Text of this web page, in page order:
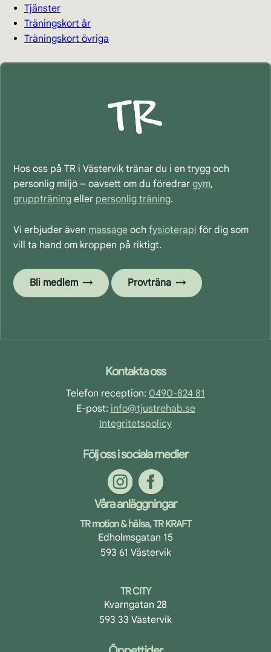
Tjänster
Träningskort år
Träningskort övriga
Hos oss på TR i Västervik tränar du i en trygg och
personlig miljö – oavsett om du föredrar gym,
gruppträning eller personlig träning.
Vi erbjuder även massage och fysioterapi för dig som
vill ta hand om kroppen på riktigt.
Bli medlem Provträna
Footer
Kontakta oss
Telefon reception: 0490-824 81
E-post: info@tjustrehab.se
Integritetspolicy
Följ oss i sociala medier
Våra anläggningar
TR motion & hälsa, TR KRAFT
Edholmsgatan 15
593 61 Västervik
TR CITY
Kvarngatan 28
593 33 Västervik